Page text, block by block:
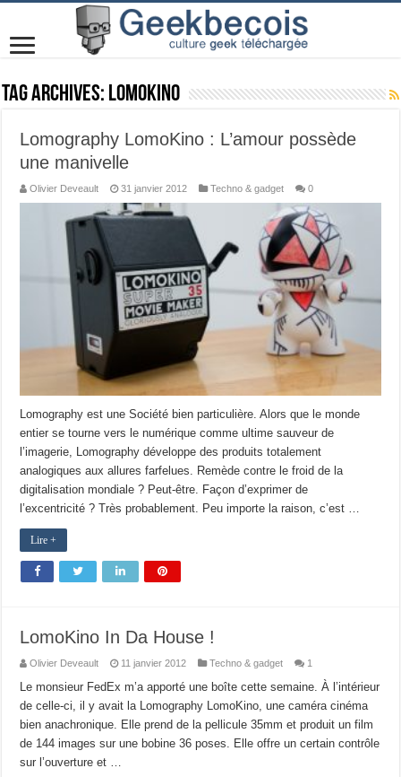
Tag Archives: lomokino
Lomography LomoKino : L’amour possède
une manivelle
Olivier Deveault 31 janvier 2012 Techno & gadget 0
Lomography est une Société bien particulière. Alors que le monde
entier se tourne vers le numérique comme ultime sauveur de
l’imagerie, Lomography développe des produits totalement
analogiques aux allures farfelues. Remède contre le froid de la
digitalisation mondiale ? Peut-être. Façon d’exprimer de
l’excentricité ? Très probablement. Peu importe la raison, c’est …
Lire +
LomoKino In Da House !
Olivier Deveault 11 janvier 2012 Techno & gadget 1
Le monsieur FedEx m’a apporté une boîte cette semaine. À l’intérieur
de celle-ci, il y avait la Lomography LomoKino, une caméra cinéma
bien anachronique. Elle prend de la pellicule 35mm et produit un film
de 144 images sur une bobine 36 poses. Elle offre un certain contrôle
sur l’ouverture et …